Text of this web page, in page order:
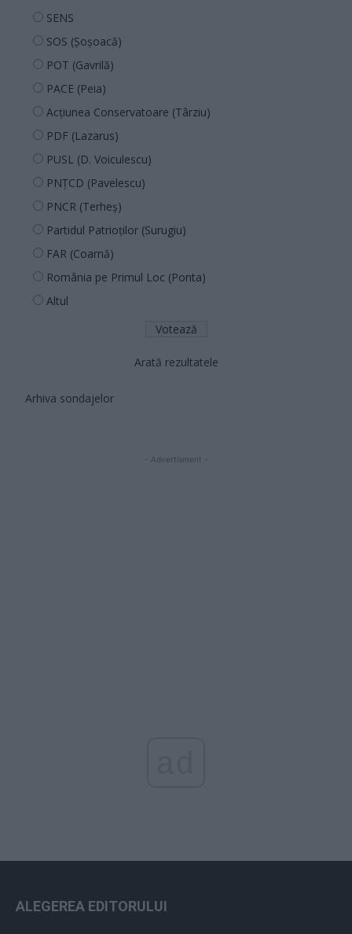
SENS
SOS (Șoșoacă)
POT (Gavrilă)
PACE (Peia)
Acțiunea Conservatoare (Târziu)
PDF (Lazarus)
PUSL (D. Voiculescu)
PNȚCD (Pavelescu)
PNCR (Terheș)
Partidul Patrioților (Surugiu)
FAR (Coarnă)
România pe Primul Loc (Ponta)
Altul
Arată rezultatele
Arhiva sondajelor
- Advertisment -
ALEGEREA EDITORULUI